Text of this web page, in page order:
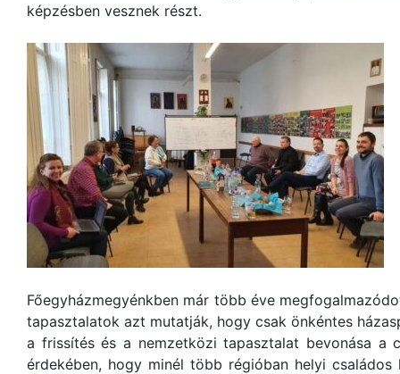
képzésben vesznek részt.
Főegyházmegyénkben már több éve
tapasztalatok azt mutatják, hogy csak önkéntes
a frissítés és a nemzetközi tapasztalat bevonása a
érdekében, hogy minél több régióban helyi